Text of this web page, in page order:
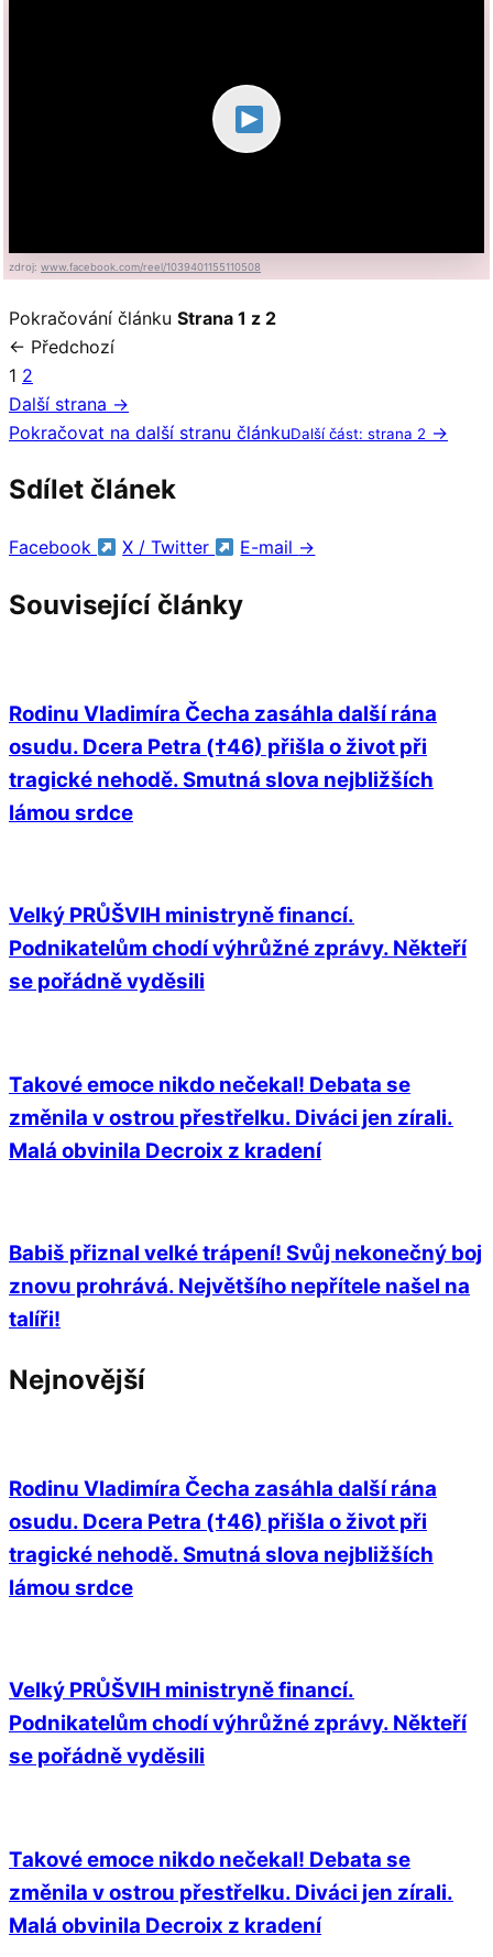
zdroj: www.facebook.com/reel/1039401155110508
Pokračování článku Strana 1 z 2
← Předchozí
1 2
Další strana →
Pokračovat na další stranu článkuDalší část: strana 2 →
Sdílet článek
Facebook X / Twitter E-mail →
Související články
Rodinu Vladimíra Čecha zasáhla další rána
osudu. Dcera Petra (†46) přišla o život při
tragické nehodě. Smutná slova nejbližších
lámou srdce
Velký PRŮŠVIH ministryně financí.
Podnikatelům chodí výhrůžné zprávy. Někteří
se pořádně vyděsili
Takové emoce nikdo nečekal! Debata se
změnila v ostrou přestřelku. Diváci jen zírali.
Malá obvinila Decroix z kradení
Babiš přiznal velké trápení! Svůj nekonečný boj
znovu prohrává. Největšího nepřítele našel na
talíři!
Nejnovější
Rodinu Vladimíra Čecha zasáhla další rána
osudu. Dcera Petra (†46) přišla o život při
tragické nehodě. Smutná slova nejbližších
lámou srdce
Velký PRŮŠVIH ministryně financí.
Podnikatelům chodí výhrůžné zprávy. Někteří
se pořádně vyděsili
Takové emoce nikdo nečekal! Debata se
změnila v ostrou přestřelku. Diváci jen zírali.
Malá obvinila Decroix z kradení